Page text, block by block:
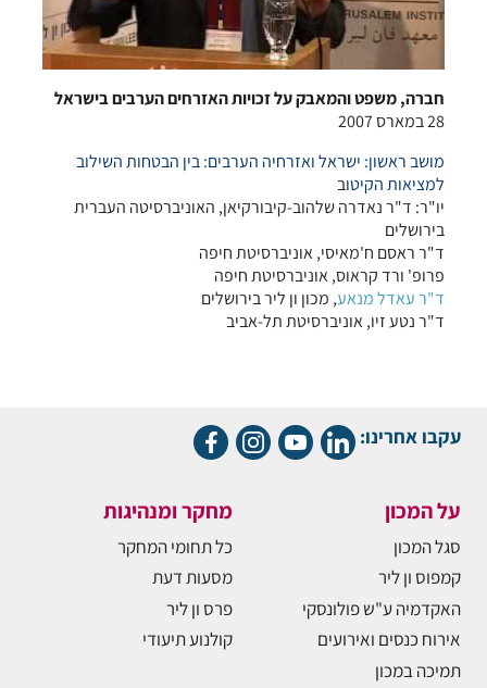
חברה, משפט והמאבק על זכויות האזרחים הערבים בישראל
28 במארס 2007
מושב ראשון: ישראל ואזרחיה הערבים: בין הבטחות השילוב
למציאות הקיטוב
יו"ר: ד"ר נאדרה שלהוב-קיבורקיאן, האוניברסיטה העברית
בירושלים
ד"ר ראסם ח'מאיסי, אוניברסיטת חיפה
פרופ' ורד קראוס, אוניברסיטת חיפה
ד"ר עאדל מנאע, מכון ון ליר בירושלים
ד"ר נטע זיו, אוניברסיטת תל-אביב
עקבו אחרינו:
על המכון
סגל המכון
קמפוס ון ליר
האקדמיה ע"ש פולונסקי
אירוח כנסים ואירועים
תמיכה במכון
מחקר ומנהיגות
כל תחומי המחקר
מסעות דעת
פרס ון ליר
קולנוע תיעודי